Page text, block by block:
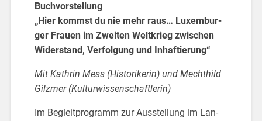
Buch­vor­stel­lung
„Hier kommst du nie mehr raus… Lu­xem­bur­
ger Frau­en im Zwei­ten Welt­krieg zwi­schen
Wi­der­stand, Ver­fol­gung und In­haf­tie­rung“
Mit Kath­rin Mess (His­to­ri­ke­rin) und Mecht­hild
Gilz­mer (Kul­tur­wis­sen­schaft­le­rin)
Im Be­gleit­pro­gramm zur Aus­stel­lung im Lan­